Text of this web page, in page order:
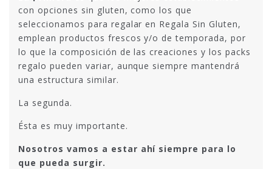
con opciones sin gluten, como los que
seleccionamos para regalar en Regala Sin Gluten,
emplean productos frescos y/o de temporada, por
lo que la composición de las creaciones y los packs
regalo pueden variar, aunque siempre mantendrá
una estructura similar.
La segunda.
Ésta es muy importante.
Nosotros vamos a estar ahí siempre para lo
que pueda surgir.